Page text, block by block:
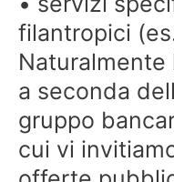
filantropici
Naturalmente
a seconda
gruppo
cui vi